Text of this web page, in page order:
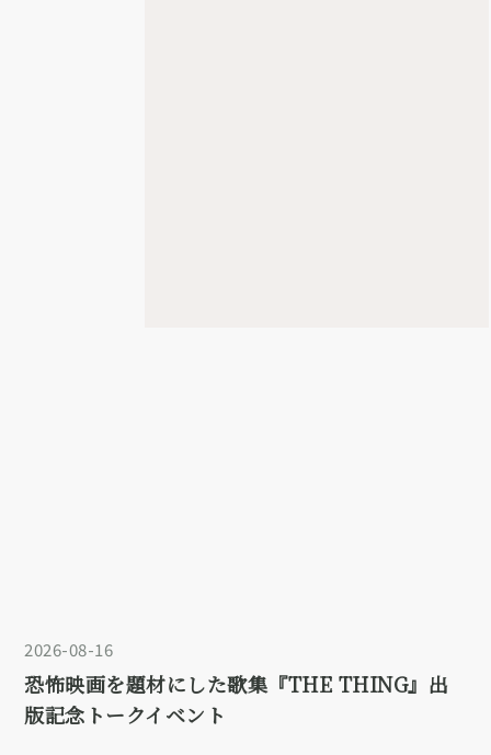
2026-08-16
恐怖映画を題材にした歌集『THE THING』出
版記念トークイベント